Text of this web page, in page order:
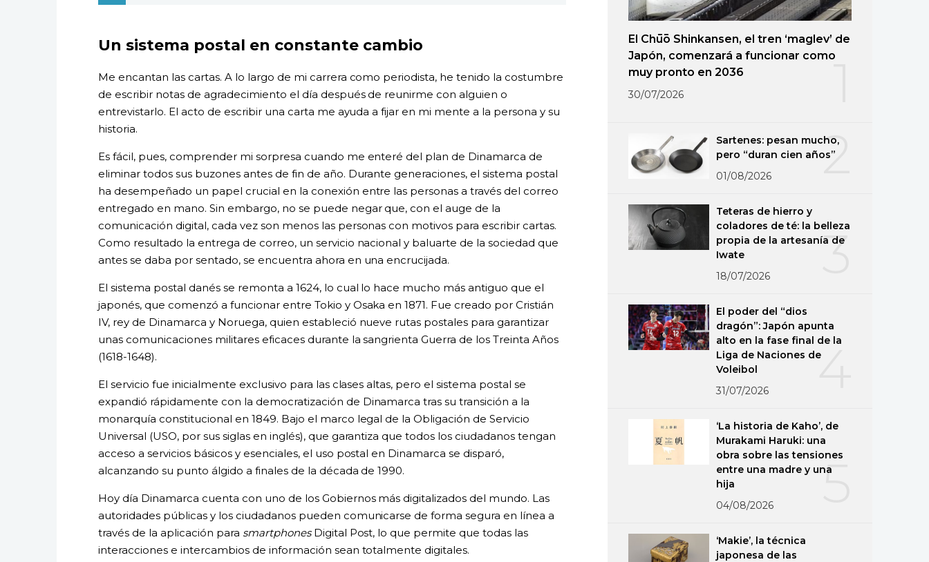
Un sistema postal en constante cambio
Me encantan las cartas. A lo largo de mi carrera como periodista, he tenido la costumbre
de escribir notas de agradecimiento el día después de reunirme con alguien o
entrevistarlo. El acto de escribir una carta me ayuda a fijar en mi mente a la persona y su
historia.
Es fácil, pues, comprender mi sorpresa cuando me enteré del plan de Dinamarca de
eliminar todos sus buzones antes de fin de año. Durante generaciones, el sistema postal
ha desempeñado un papel crucial en la conexión entre las personas a través del correo
entregado en mano. Sin embargo, no se puede negar que, con el auge de la
comunicación digital, cada vez son menos las personas con motivos para escribir cartas.
Como resultado la entrega de correo, un servicio nacional y baluarte de la sociedad que
antes se daba por sentado, se encuentra ahora en una encrucijada.
El sistema postal danés se remonta a 1624, lo cual lo hace mucho más antiguo que el
japonés, que comenzó a funcionar entre Tokio y Osaka en 1871. Fue creado por Cristián
IV, rey de Dinamarca y Noruega, quien estableció nueve rutas postales para garantizar
unas comunicaciones militares eficaces durante la sangrienta Guerra de los Treinta Años
(1618-1648).
El servicio fue inicialmente exclusivo para las clases altas, pero el sistema postal se
expandió rápidamente con la democratización de Dinamarca tras su transición a la
monarquía constitucional en 1849. Bajo el marco legal de la Obligación de Servicio
Universal (USO, por sus siglas en inglés), que garantiza que todos los ciudadanos tengan
acceso a servicios básicos y esenciales, el uso postal en Dinamarca se disparó,
alcanzando su punto álgido a finales de la década de 1990.
Hoy día Dinamarca cuenta con uno de los Gobiernos más digitalizados del mundo. Las
autoridades públicas y los ciudadanos pueden comunicarse de forma segura en línea a
través de la aplicación para smartphonesDigital Post, lo que permite que todas las
interacciones e intercambios de información sean totalmente digitales.
El Chūō Shinkansen, el tren ‘maglev’ de
Japón, comenzará a funcionar como
muy pronto en 2036
30/07/2026
2
Sartenes: pesan mucho,
pero “duran cien años”
01/08/2026
3
Teteras de hierro y
coladores de té: la belleza
propia de la artesanía de
Iwate
18/07/2026
4
El poder del “dios
dragón”: Japón apunta
alto en la fase final de la
Liga de Naciones de
Voleibol
31/07/2026
5
‘La historia de Kaho’, de
Murakami Haruki: una
obra sobre las tensiones
entre una madre y una
hija
04/08/2026
‘Makie’, la técnica
japonesa de las